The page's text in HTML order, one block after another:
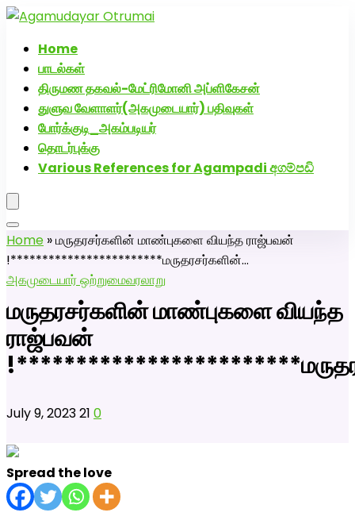
Home
பாடல்கள்
திருமண தகவல்-மேட்ரிமோனி அப்ளிகேசன்
துளுவ வேளாளர்(அகமுடையார்) பதிவுகள்
போர்க்குடி_அகம்படியர்
தொடர்புக்கு
Various References for Agampadi අගම්පඩි
Home »மருதரசர்களின் மாண்புகளை வியந்த ராஜ்பவன்
!************************மருதரசர்களின்…
அகமுடையார் ஒற்றுமைவரலாறு
மருதரசர்களின் மாண்புகளை வியந்த
ராஜ்பவன்
July 9, 202321 0
Spread the love
அகமுடையார் திருமண வரன்களுக்கு அகமுடையார்மேட்ரி-